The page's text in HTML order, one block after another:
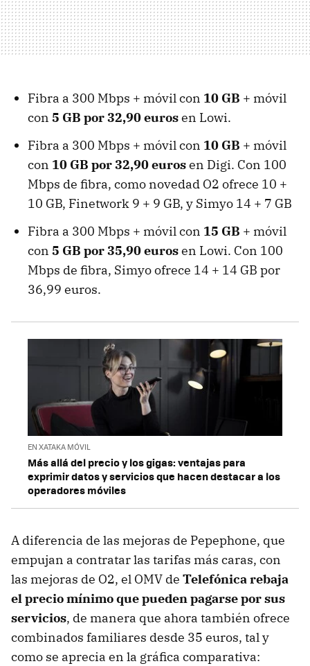
Fibra a 300 Mbps + móvil con 10 GB + móvil
con 5 GB por 32,90 eurosen Lowi.
Fibra a 300 Mbps + móvil con 10 GB + móvil
con 10 GB por 32,90 eurosen Digi. Con 100
Mbps de fibra, como novedad O2 ofrece 10 +
10 GB, Finetwork 9 + 9 GB, y Simyo 14 + 7 GB
Fibra a 300 Mbps + móvil con 15 GB + móvil
con 5 GB por 35,90 eurosen Lowi. Con 100
Mbps de fibra, Simyo ofrece 14 + 14 GB por
36,99 euros.
EN XATAKA MÓVIL
Más allá del precio y los gigas: ventajas para
exprimir datos y servicios que hacen destacar a los
operadores móviles
A diferencia de las mejoras de Pepephone, que
empujan a contratar las tarifas más caras, con
las mejoras de O2, el OMV de Telefónica rebaja
el precio mínimo que pueden pagarse por sus
servicios, de manera que ahora también ofrece
combinados familiares desde 35 euros, tal y
como se aprecia en la gráfica comparativa: